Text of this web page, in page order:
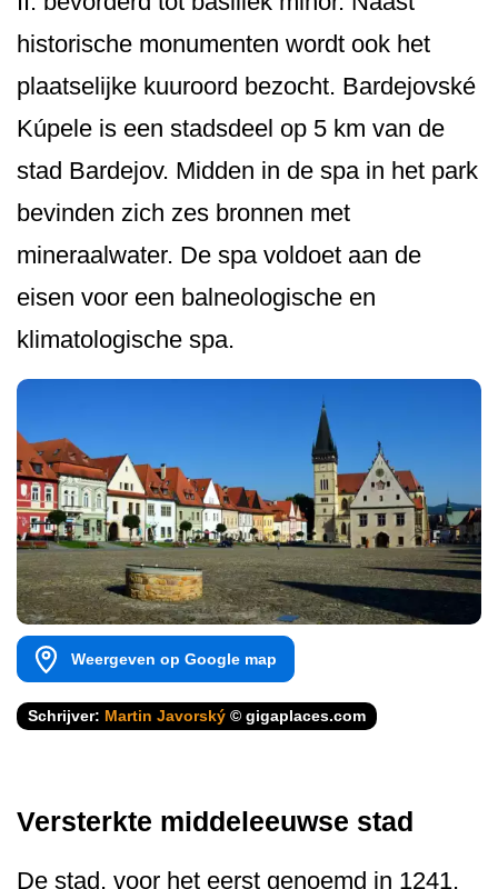
historische monumenten wordt ook het
plaatselijke kuuroord bezocht. Bardejovské
Kúpele is een stadsdeel op 5 km van de
stad Bardejov. Midden in de spa in het park
bevinden zich zes bronnen met
mineraalwater. De spa voldoet aan de
eisen voor een balneologische en
klimatologische spa.
Weergeven op Google map
Schrijver: Martin Javorský © gigaplaces.com
Versterkte middeleeuwse stad
De stad, voor het eerst genoemd in 1241,